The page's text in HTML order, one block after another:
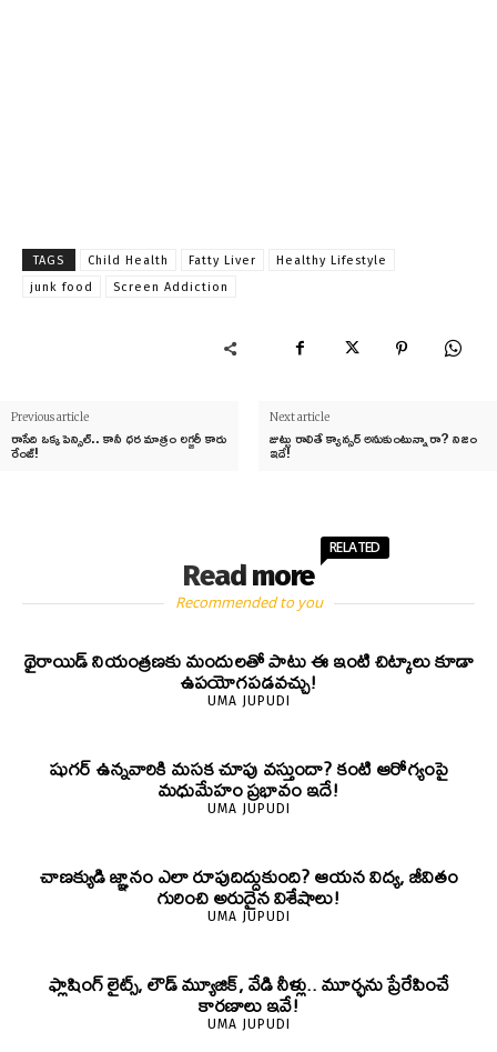
TAGS Child Health Fatty Liver
Healthy Lifestyle
junk food
Screen Addiction
Previous article
రాసేది ఒక్క పెన్సిల్.. కానీ ధర మాత్రం లగ్జరీ కారు
రేంజ్!
Next article
జుట్టు రాలితే క్యాన్సర్ అనుకుంటున్నారా? నిజం
ఇదే!
Read more
RELATED
Recommended to you
థైరాయిడ్ నియంత్రణకు మందులతో పాటు ఈ ఇంటి చిట్కాలు కూడా
ఉపయోగపడవచ్చు!
UMA JUPUDI
షుగర్ ఉన్నవారికి మసక చూపు వస్తుందా? కంటి ఆరోగ్యంపై
మధుమేహం ప్రభావం ఇదే!
UMA JUPUDI
చాణక్యుడి జ్ఞానం ఎలా రూపుదిద్దుకుంది? ఆయన విద్య, జీవితం
గురించి అరుదైన విశేషాలు!
UMA JUPUDI
ఫ్లాషింగ్ లైట్స్, లౌడ్ మ్యూజిక్, వేడి నీళ్లు.. మూర్ఛను ప్రేరేపించే
కారణాలు ఇవే!
UMA JUPUDI